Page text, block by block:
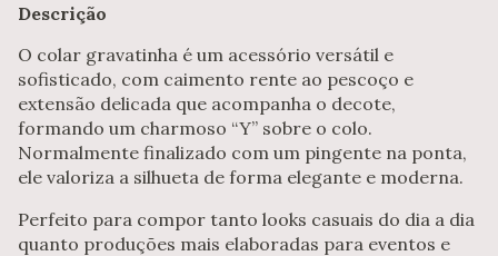
Descrição
O colar gravatinha é um acessório versátil e
sofisticado, com caimento rente ao pescoço e
extensão delicada que acompanha o decote,
formando um charmoso “Y” sobre o colo.
Normalmente finalizado com um pingente na ponta,
ele valoriza a silhueta de forma elegante e moderna.
Perfeito para compor tanto looks casuais do dia a dia
quanto produções mais elaboradas para eventos e